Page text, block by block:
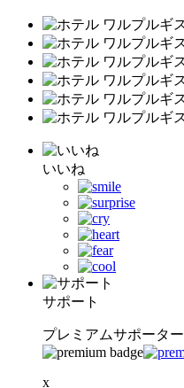
いいね
サポート
プレミアムサポーター
x